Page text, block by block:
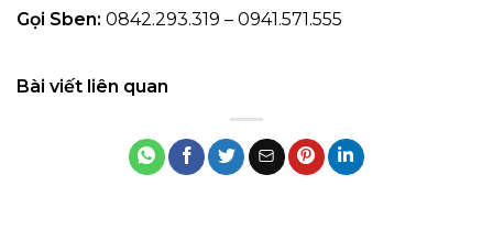
Gọi Sben: 0842.293.319 – 0941.571.555
Bài viết liên quan